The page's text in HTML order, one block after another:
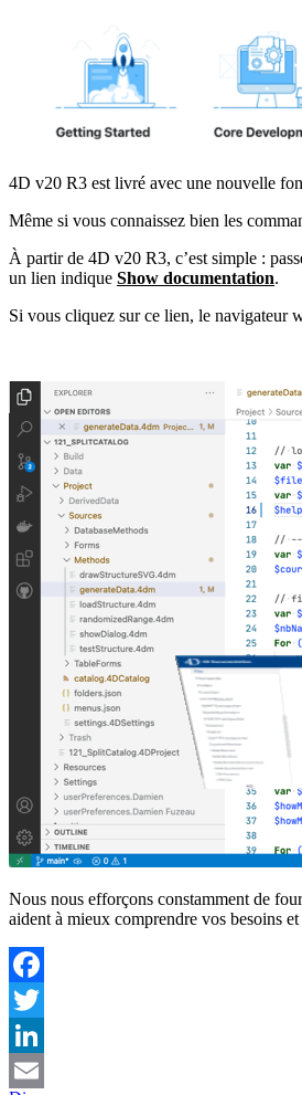
4D v20 R3 est livré avec une nouvelle
Même si vous connaissez bien les
À partir de 4D v20 R3, c’est simple :
un lien indique Show documentation.
Si vous cliquez sur ce lien, le navigateur
Nous nous efforçons constamment de
aident à mieux comprendre vos besoins
Facebook
Twitter
LinkedIn